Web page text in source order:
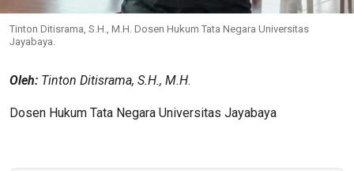
Tinton Ditisrama, S.H., M.H. Dosen Hukum Tata Negara Universitas
Jayabaya.
Oleh: Tinton Ditisrama, S.H., M.H.
Dosen Hukum Tata Negara Universitas Jayabaya